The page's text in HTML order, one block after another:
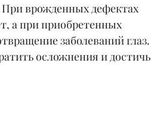
При врожденных дефектах
а при приобретенных
заболеваний глаз.
осложнения и достичь